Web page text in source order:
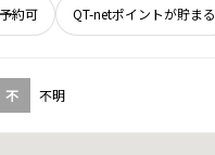
約可 QT-netポイントが貯まる
不 不明